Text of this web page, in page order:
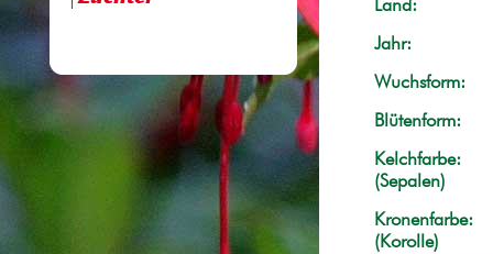
Land:
Jahr:
Wuchsform:
Blütenform:
Kelchfarbe:
(Sepalen)
Kronenfarbe:
(Korolle)